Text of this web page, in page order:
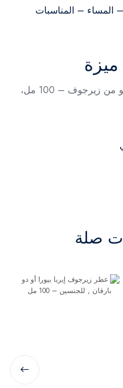
المساء – المناسبات
دلل حواسك مع عطر بيربل أكسينتو من زيرجوف – 100 مل،
صلة